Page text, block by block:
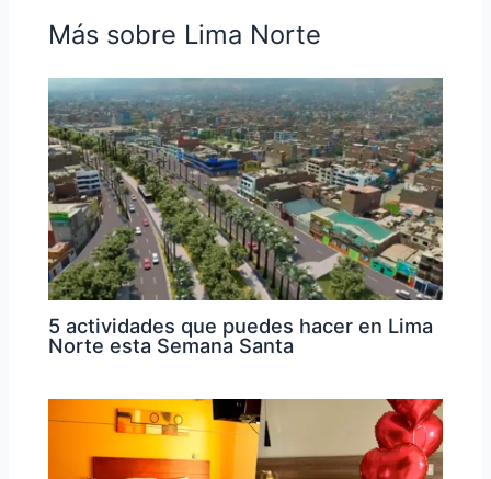
Más sobre Lima Norte
5 actividades que puedes hacer en Lima
Norte esta Semana Santa